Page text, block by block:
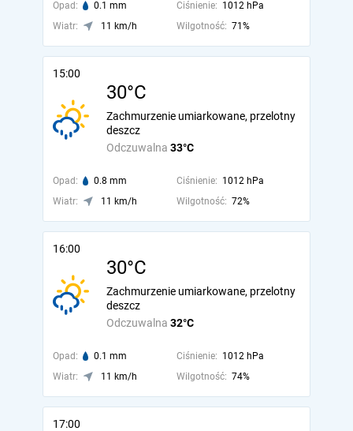
Opad: 0.1 mm Ciśnienie: 1012 hPa
Wiatr:
11 km/h Wilgotność: 71%
15:00
30°C
Odczuwalna 33°C
Zachmurzenie umiarkowane, przelotny
deszcz
Opad: 0.8 mm Ciśnienie: 1012 hPa
Wiatr:
11 km/h Wilgotność: 72%
16:00
30°C
Odczuwalna 32°C
Zachmurzenie umiarkowane, przelotny
deszcz
Opad: 0.1 mm Ciśnienie: 1012 hPa
Wiatr:
11 km/h Wilgotność: 74%
17:00